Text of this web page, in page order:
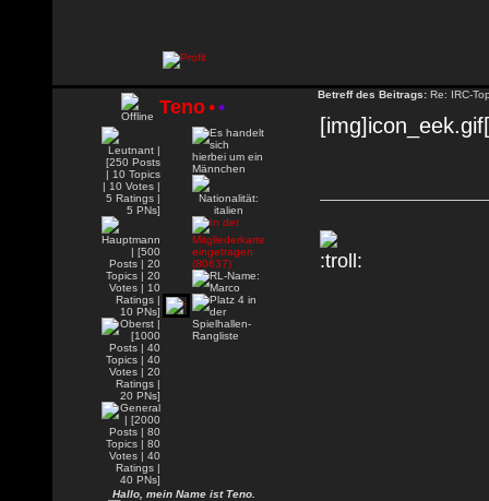
Teno••
Hallo, mein Name ist Teno.
Betreff des Beitrags: Re: IRC-